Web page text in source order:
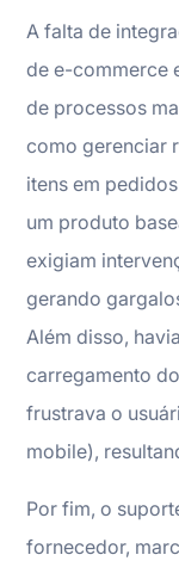
A falta de
de e-commerce
de processos
como gerenciar
itens em
um produto
exigiam
gerando
Além disso,
carregamento
frustrava o
mobile),
Por fim, o
fornecedor,